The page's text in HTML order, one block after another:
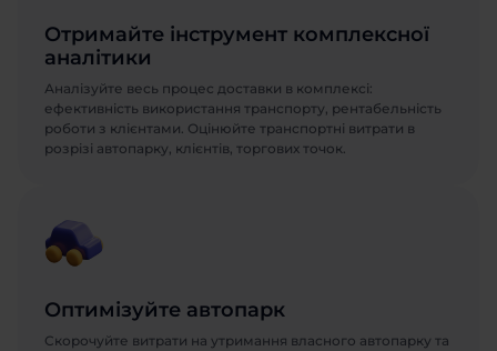
Отримайте інструмент комплексної
аналітики
Аналізуйте весь процес доставки в комплексі:
ефективність використання транспорту, рентабельність
роботи з клієнтами. Оцінюйте транспортні витрати в
розрізі автопарку, клієнтів, торгових точок.
Оптимізуйте автопарк
Скорочуйте витрати на утримання власного автопарку та